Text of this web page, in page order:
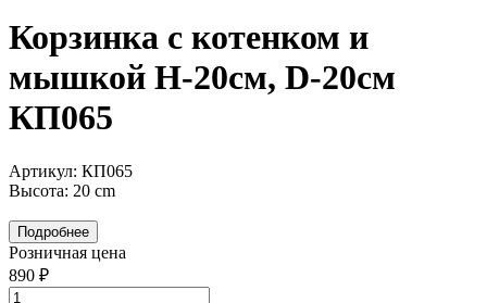
Корзинка с котенком и
мышкой H-20см, D-20см
КП065
Артикул: КП065
Высота: 20 cm
Подробнее
Розничная цена
890 ₽